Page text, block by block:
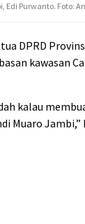
Edi Purwanto. Foto:
DPRD
kawasan
kalau
Muaro Jambi,”